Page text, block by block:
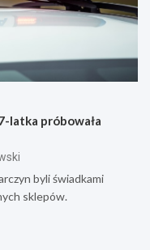
latka próbowała
byli świadkami
sklepów.